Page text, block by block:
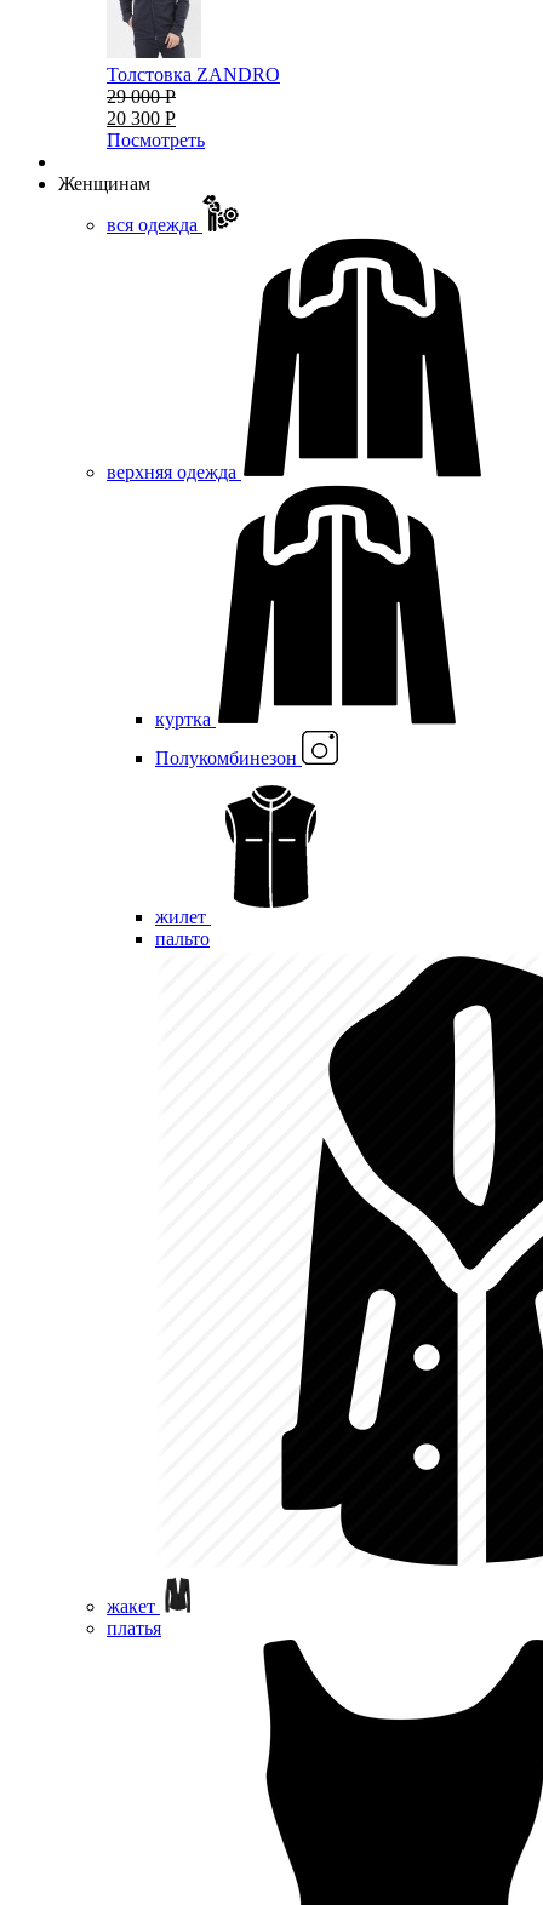
Толстовка ZANDRO
29 000 Р
20 300 Р
Посмотреть
Женщинам
вся одежда
верхняя одежда
куртка
Полукомбинезон
жилет
пальто
жакет
платья